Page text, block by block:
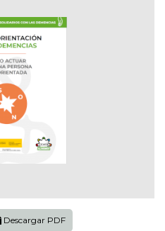
Descargar PDF